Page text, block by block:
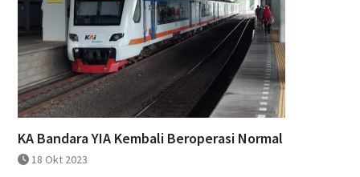
KA Bandara YIA Kembali Beroperasi Normal
18 Okt 2023